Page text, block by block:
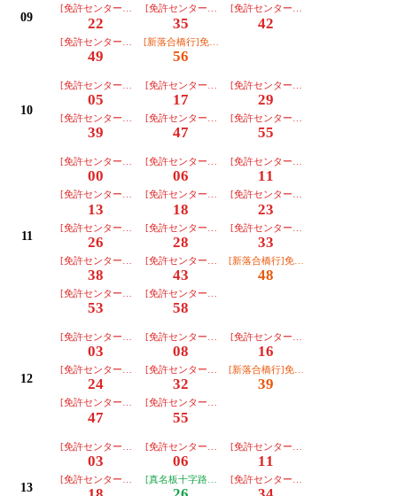
09
[免許センター行][朝日]【３番のりば】
22
[免許センター行][朝日]【３番のりば】
35
[免許センター行][朝日]【３番のりば
42
[免許センター行][朝日]【３番のりば】
49
[新落合橋行]免許ｾﾝﾀｰ経由【２番のりば】
56
10
[免許センター行][朝日]【３番のりば】
05
[免許センター行][朝日]【３番のりば】
17
[免許センター行][朝日]【３番のりば
29
[免許センター行][朝日]【３番のりば】
39
[免許センター行][朝日]【３番のりば】
47
[免許センター行][朝日]【３番のりば
55
11
[免許センター行][朝日]【３番のりば】
00
[免許センター行][朝日]【３番のりば】
06
[免許センター行][東部]【３番のりば
11
[免許センター行][朝日]【３番のりば】
13
[免許センター行][朝日]【３番のりば】
18
[免許センター行][朝日]【３番のりば
23
[免許センター行][川越]【３番のりば】
26
[免許センター行][朝日]【３番のりば】
28
[免許センター行][朝日]【３番のりば
33
[免許センター行][朝日]【３番のりば】
38
[免許センター行][朝日]【３番のりば】
43
[新落合橋行]免許ｾﾝﾀｰ経由【２番のり
48
[免許センター行][朝日]【３番のりば】
53
[免許センター行][朝日]【３番のりば】
58
12
[免許センター行][朝日]【３番のりば】
03
[免許センター行][朝日]【３番のりば】
08
[免許センター行][朝日]【３番のりば
16
[免許センター行][朝日]【３番のりば】
24
[免許センター行][朝日]【３番のりば】
32
[新落合橋行]免許ｾﾝﾀｰ経由【２番のり
39
[免許センター行][朝日]【３番のりば】
47
[免許センター行][朝日]【３番のりば】
55
13
[免許センター行][朝日]【３番のりば】
03
[免許センター行][川越]【３番のりば】
06
[免許センター行][朝日]【３番のりば
11
[免許センター行][朝日]【３番のりば】[真名板十字路行]免許ｾﾝﾀｰ経由【２番のりば】
[免許センター行][朝日]【３番のりば